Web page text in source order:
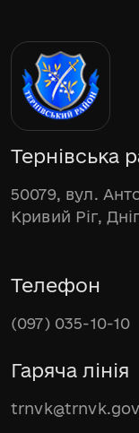
Тернівська
50079, вул.
Кривий Ріг,
Телефон
(097) 035-10-10
Гаряча лінія